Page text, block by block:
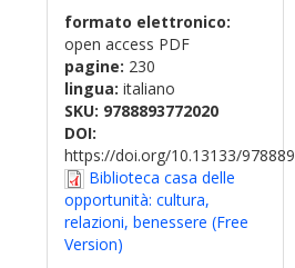
formato elettronico:
open access PDF
pagine: 230
lingua: italiano
SKU: 9788893772020
DOI:
https://doi.org/10.13133/
Biblioteca casa delle
opportunità: cultura,
relazioni, benessere (Free
Version)